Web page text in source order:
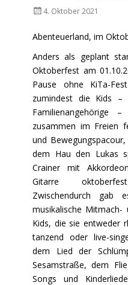
Veröffentlicht
4. Oktober 2021
Abenteuerland, im
Anders als geplant
Oktoberfest am
Pause ohne KiTa-
zumindest die Kids –
Familienangehörige
zusammen im Freien
und
dem Hau den Lukas
Crainer mit
Gitarre
Zwischendurch gab
musikalische
Kids, die sie entweder
tanzend oder live-
dem Lied der
Sesamstraße, dem
Songs und